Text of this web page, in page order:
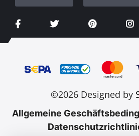
©2026 Designed by
Allgemeine